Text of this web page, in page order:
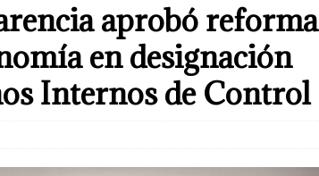
aprobó reforma
en designación
Internos de Control